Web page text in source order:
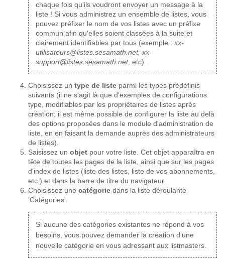
chaque fois qu'ils voudront envoyer un message à la
liste ! Si vous administrez un ensemble de listes, vous
pouvez préfixer le nom de vos listes avec un préfixe
commun afin qu'elles soient classées à la suite et
clairement identifiables par tous (exemple :xx-
utilisateurs@listes.sesamath.net, xx-
support@listes.sesamath.net, etc).
Choisissez un type de liste parmi les types prédéfinis
suivants (il ne s'agit là que d'exemples de configurations
type, modifiables par les propriétaires de listes après
création; il est même possible de configurer la liste au delà
des options proposées dans le module d'administration de
liste, en en faisant la demande auprès des administrateurs
de listes).
Saisissez un objet pour votre liste. Cet objet apparaîtra en
tête de toutes les pages de la liste, ainsi que sur les pages
d'index de listes (liste des listes, liste de vos abonnements,
etc.) et dans la barre de titre du navigateur.
Choisissez une catégorie dans la liste déroulante
'Catégories'.
Si aucune des catégories existantes ne répond à vos
besoins, vous pouvez demander la création d'une
nouvelle catégorie en vous adressant aux listmasters.